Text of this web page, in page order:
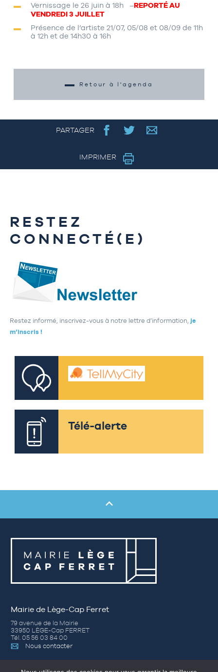
Vernissage le 26 juin à 18h –REPORTÉ AU
VENDREDI 3 JUILLET
Présence de l’artiste 21/07, 05/08 et 08/09 de 11h
à 12h et de 14h30 à 16h
Retour à l'agenda
PARTAGER
IMPRIMER
RESTEZ
CONNECTÉ(E)
Restez informé, inscrivez-vous à notre lettre d’information, je
m’inscris !
Télé-alerte
Mairie de Lège-Cap Ferret
79 avenue de la Mairie
33950 LÈGE-Cap FERRET
Tél. 05 56 03 84 00
Nous contacter